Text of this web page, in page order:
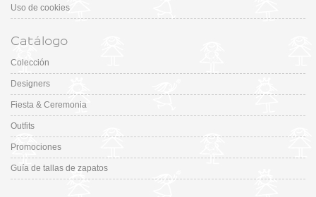
Uso de cookies
Catálogo
Colección
Designers
Fiesta & Ceremonia
Outfits
Promociones
Guía de tallas de zapatos